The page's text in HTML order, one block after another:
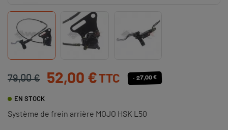
79,00 € 52,00 €TTC - 27,00 €
EN STOCK
Système de frein arrière MOJO HSK L50